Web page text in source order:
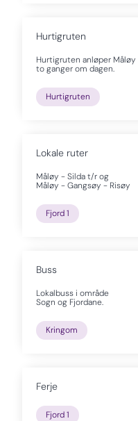
Hurtigruten
Hurtigruten anløper Måløy
to ganger om dagen.
Hurtigruten
Lokale ruter
Måløy - Silda t/r og
Måløy - Gangsøy - Risøy
Fjord 1
Buss
Lokalbuss i område
Sogn og Fjordane.
Kringom
Ferje
Fjord 1